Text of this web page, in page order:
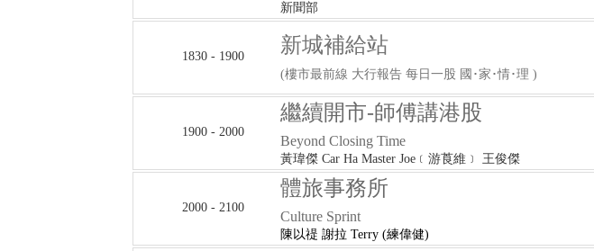
新聞部
1830 - 1900 新城補給站
(樓市最前線 大行報告 每日一股 國･家･情･理 )
1900 - 2000
繼續開市-師傅講港股
Beyond Closing Time
黃瑋傑 Car Ha Master Joe﹝游莨維﹞ 王俊傑
2000 - 2100
體旅事務所
Culture Sprint
陳以禔 謝拉 Terry (練偉健)